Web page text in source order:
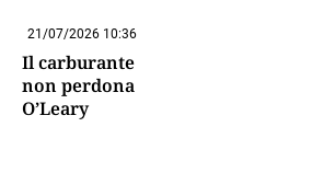
21/07/2026 10:36
Il carburante
non perdona
O’Leary